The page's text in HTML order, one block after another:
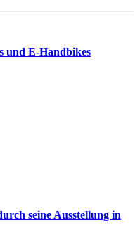
und E-Handbikes
seine Ausstellung in